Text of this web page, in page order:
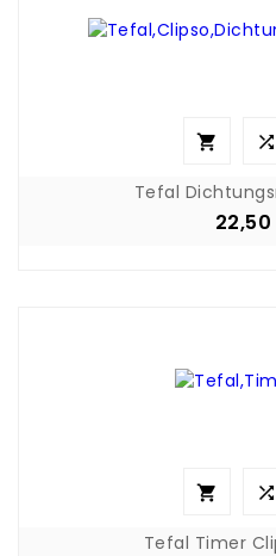
 
Tefal
22,50
 
Tefal Timer